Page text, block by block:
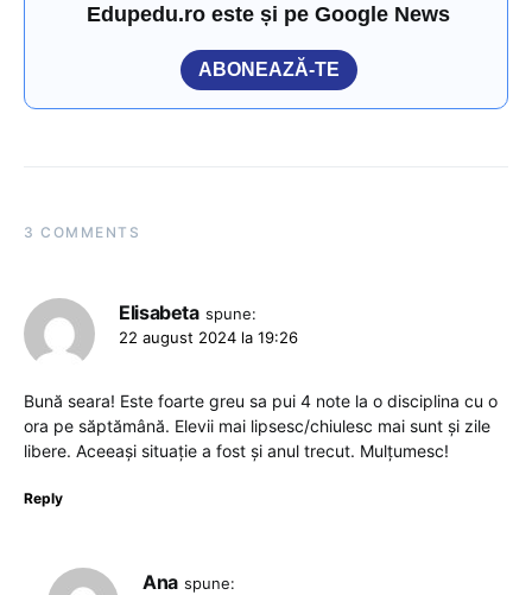
Edupedu.ro este și pe Google News
ABONEAZĂ-TE
3 COMMENTS
Elisabeta spune:
22 august 2024 la 19:26
Bună seara! Este foarte greu sa pui 4 note la o disciplina cu o
ora pe săptămână. Elevii mai lipsesc/chiulesc mai sunt și zile
libere. Aceeași situație a fost și anul trecut. Mulțumesc!
Reply
Ana spune: